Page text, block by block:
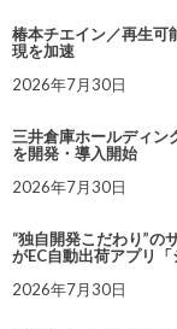
椿本チエイン／再生可
現を加速
2026年7月30日
三井倉庫ホールディン
を開発・導入開始
2026年7月30日
“独自開発こだわり”の
がEC自動出荷アプリ
2026年7月30日